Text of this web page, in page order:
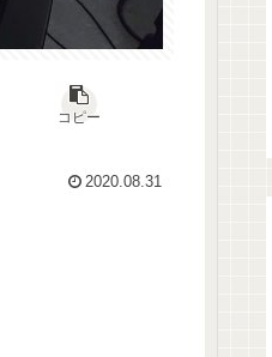
コピー
2020.08.31